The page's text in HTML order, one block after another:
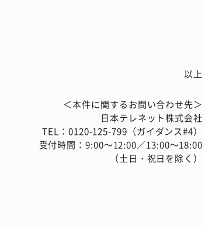
以上
＜本件に関するお問い合わせ先＞
日本テレネット株式会社
TEL：0120-125-799（ガイダンス#4）
受付時間：9:00～12:00／13:00～18:00
（土日・祝日を除く）